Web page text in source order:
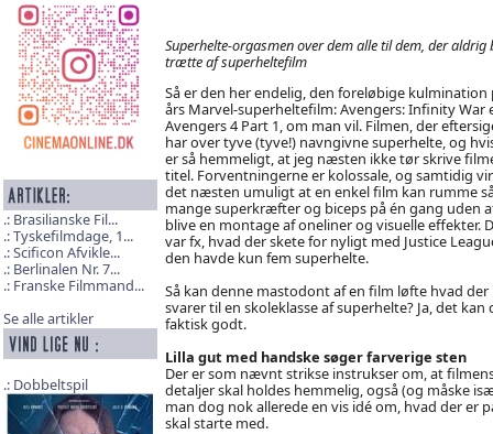
Brasilianske Fil...
Tyskefilmdage, 1...
Scificon Afvikle...
Berlinalen Nr. 7...
Franske Filmmand...
Se alle artikler
Dobbeltspil
Superhelte-orgasmen over dem alle til dem, der aldrig
trætte af superheltefilm
Så er den her endelig, den foreløbige kulmination
års Marvel-superheltefilm: Avengers: Infinity War
Avengers 4 Part 1, om man vil. Filmen, der
har over tyve (tyve!) navngivne superhelte, og
er så hemmeligt, at jeg næsten ikke tør skrive
titel. Forventningerne er kolossale, og samtidig
det næsten umuligt at en enkel film kan rumme
mange superkræfter og biceps på én gang uden
blive en montage af oneliner og visuelle effekter.
var fx, hvad der skete for nyligt med Justice
den havde kun fem superhelte.
Så kan denne mastodont af en film løfte hvad der
svarer til en skoleklasse af superhelte? Ja, det kan
faktisk godt.
Lilla gut med handske søger farverige sten
Der er som nævnt strikse instrukser om, at
detaljer skal holdes hemmelig, også (og måske
man dog nok allerede en vis idé om, hvad der er
skal starte med.